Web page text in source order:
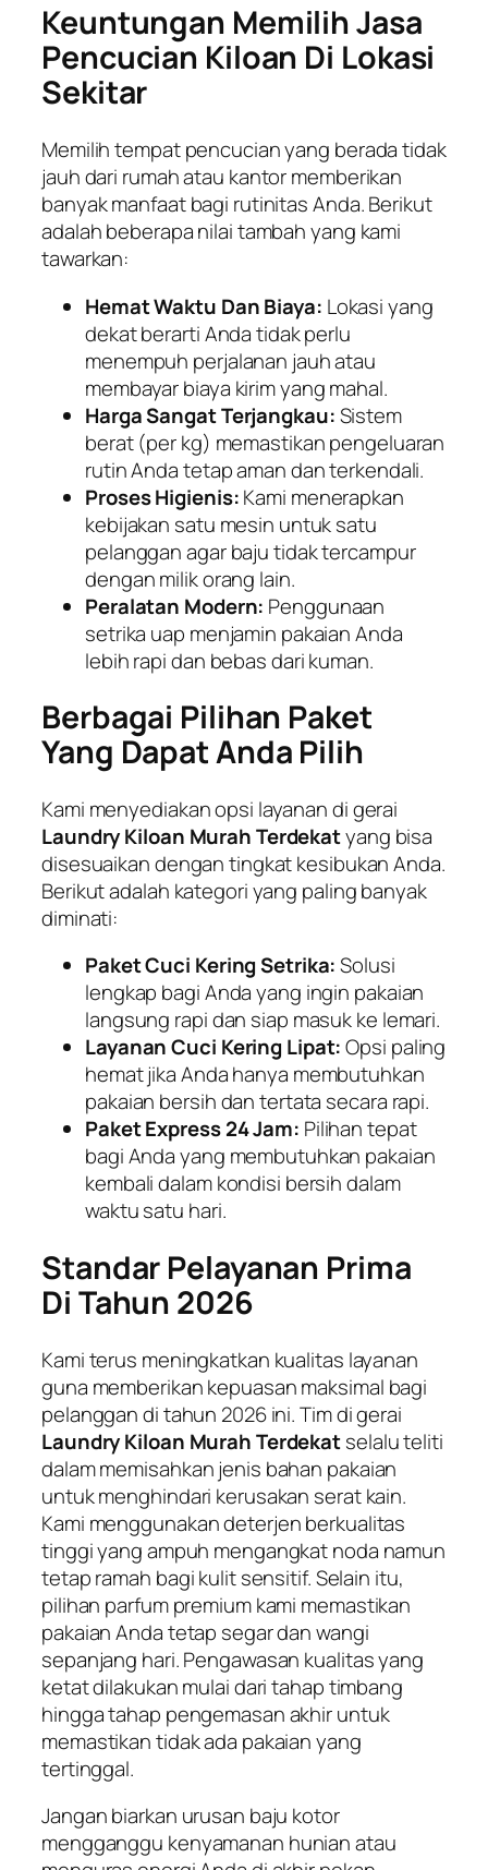
Keuntungan Memilih Jasa
Pencucian Kiloan Di Lokasi
Sekitar
Memilih tempat pencucian yang berada tidak
jauh dari rumah atau kantor memberikan
banyak manfaat bagi rutinitas Anda. Berikut
adalah beberapa nilai tambah yang kami
tawarkan:
Hemat Waktu Dan Biaya: Lokasi yang
dekat berarti Anda tidak perlu
menempuh perjalanan jauh atau
membayar biaya kirim yang mahal.
Harga Sangat Terjangkau:Sistem
berat (per kg) memastikan pengeluaran
rutin Anda tetap aman dan terkendali.
Proses Higienis:Kami menerapkan
kebijakan satu mesin untuk satu
pelanggan agar baju tidak tercampur
dengan milik orang lain.
Peralatan Modern: Penggunaan
setrika uap menjamin pakaian Anda
lebih rapi dan bebas dari kuman.
Berbagai Pilihan Paket
Yang Dapat Anda Pilih
Kami menyediakan opsi layanan di gerai
Laundry Kiloan Murah Terdekatyang bisa
disesuaikan dengan tingkat kesibukan Anda.
Berikut adalah kategori yang paling banyak
diminati:
Paket Cuci Kering Setrika:Solusi
lengkap bagi Anda yang ingin pakaian
langsung rapi dan siap masuk ke lemari.
Layanan Cuci Kering Lipat:Opsi paling
hemat jika Anda hanya membutuhkan
pakaian bersih dan tertata secara rapi.
Paket Express 24 Jam: Pilihan tepat
bagi Anda yang membutuhkan pakaian
kembali dalam kondisi bersih dalam
waktu satu hari.
Standar Pelayanan Prima
Di Tahun 2026
Kami terus meningkatkan kualitas layanan
guna memberikan kepuasan maksimal bagi
pelanggan di tahun 2026 ini. Tim di gerai
Laundry Kiloan Murah Terdekatselalu teliti
dalam memisahkan jenis bahan pakaian
untuk menghindari kerusakan serat kain.
Kami menggunakan deterjen berkualitas
tinggi yang ampuh mengangkat noda namun
tetap ramah bagi kulit sensitif. Selain itu,
pilihan parfum premium kami memastikan
pakaian Anda tetap segar dan wangi
sepanjang hari. Pengawasan kualitas yang
ketat dilakukan mulai dari tahap timbang
hingga tahap pengemasan akhir untuk
memastikan tidak ada pakaian yang
tertinggal.
Jangan biarkan urusan baju kotor
mengganggu kenyamanan hunian atau